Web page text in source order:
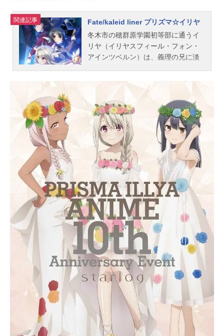
関連記事
Fate/kaleid liner プリズマ☆イリヤ
冬木市の穂群原学園初等部に通うイ
リヤ（イリヤスフィール・フォン・
アインツベルン）は、義理の兄に淡
らお風呂場に乱入してきた魔法のス
テッキマジカルルビーに言葉巧みに
騙され、強制契約を結ばされてしま
う。魔法少女プリズマ☆イリヤとな
ったイリヤは、ステッキの元持ち主
遠坂凛には「私の代わりに戦いなさ
い」と命じられる始末。冬木市に眠
るという、英霊の宿るカードの回収
をする二人の前に、美遊と名乗る謎
の美少女が現れて･･･。はたしてイリ
ヤは全てのカードを回収し、冬木市
を救うことができるのか･･･!?作品名
Fate/kaleidlinerプリズマ☆イリヤ放
送形態TVアニメスケジュール2013年
7月12日（金）～2013年9月13日
（金）TOKYOMXほか話数全10話キ
ャストイリヤスフィール・フォン・
アインツベルン：門脇舞以美遊：名
塚佳織遠坂凛：植田佳奈ルヴィアゼ
リッタ・エーデルフェルト：伊藤静
マジカルルビー：高野直子マジカル
サファイア：松来未祐衛宮士郎：杉
山紀彰セラ：寺田はるひリーゼリッ